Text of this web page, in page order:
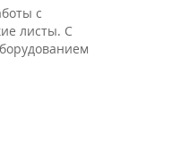
с
листы. С